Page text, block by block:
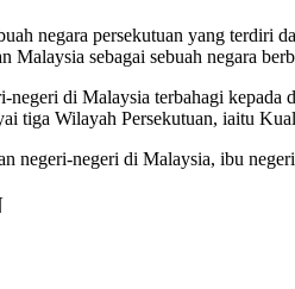
negara persekutuan yang terdiri
Malaysia sebagai sebuah negara
negeri di Malaysia terbahagi
tiga Wilayah Persekutuan, iaitu
negeri-negeri di Malaysia, ibu